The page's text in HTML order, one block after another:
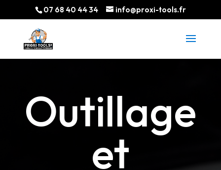
07 68 40 44 34 info@proxi-tools.fr
Outillage
et